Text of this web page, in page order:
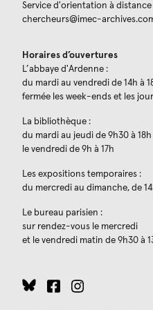
Service d'orientation à distance
chercheurs@imec-
Horaires d’ouvertures
L’abbaye d'Ardenne :
du mardi au vendredi de 14h à
fermée les week-ends et les
La bibliothèque :
du mardi au jeudi de 9h30 à 18h
le vendredi de 9h à 17h
Les expositions temporaires :
du mercredi au dimanche, de
Le bureau parisien :
sur rendez-vous le mercredi
et le vendredi matin de 9h30 à